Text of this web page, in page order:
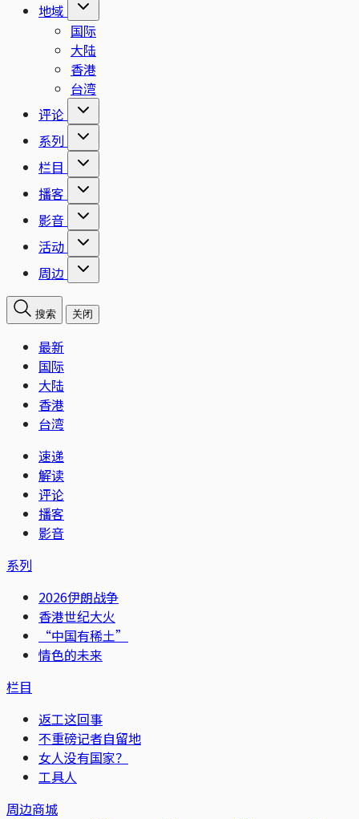
地域
国际
大陆
香港
台湾
评论
系列
栏目
播客
影音
活动
周边
搜索 关闭
最新
国际
大陆
香港
台湾
速递
解读
评论
播客
影音
系列
2026伊朗战争
香港世纪大火
“中国有稀土”
情色的未来
栏目
返工这回事
不重磅记者自留地
女人没有国家？
工具人
周边商城